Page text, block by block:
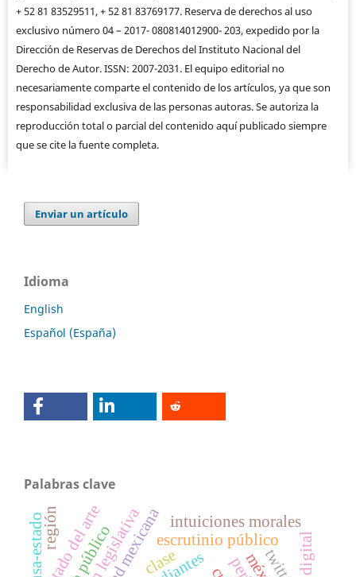
+ 52 81 83529511, + 52 81 83769177. Reserva de derechos al uso
exclusivo número 04 – 2017- 080814012900- 203, expedido por la
Dirección de Reservas de Derechos del Instituto Nacional del
Derecho de Autor. ISSN: 2007-2031. El equipo editorial no
necesariamente comparte el contenido de los artículos, ya que son
responsabilidad exclusiva de las personas autoras. Se autoriza la
reproducción total o parcial del contenido aquí publicado siempre
que se cite la fuente completa.
Enviar un artículo
Idioma
English
Español (España)
Palabras clave
clase
escrutinio público
estado del arte intuiciones morales
región